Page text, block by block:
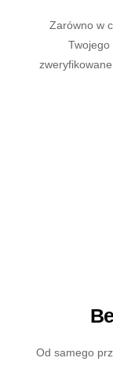
Zarówno w
Twojego
Od samego